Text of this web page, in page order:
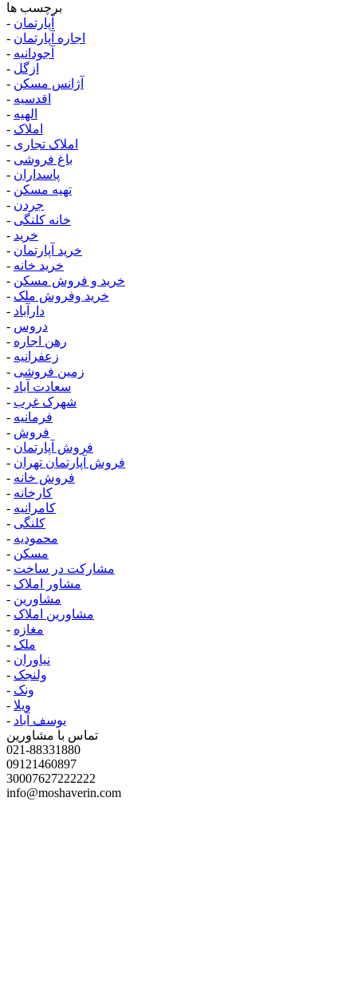
برچسب ها
- آپارتمان
- اجاره آپارتمان
- آجودانیه
- ازگل
- آژانس مسکن
- اقدسیه
- الهیه
- املاک
- املاک تجاری
- باغ فروشی
- پاسداران
- تهیه مسکن
- جردن
- خانه کلنگی
- خرید
- خرید آپارتمان
- خرید خانه
- خرید و فروش مسکن
- خرید وفروش ملک
- دارآباد
- دروس
- رهن اجاره
- زعفرانیه
- زمین فروشی
- سعادت آباد
- شهرک غرب
- فرمانیه
- فروش
- فروش آپارتمان
- فروش آپارتمان تهران
- فروش خانه
- کارخانه
- کامرانیه
- کلنگی
- محمودیه
- مسکن
- مشارکت در ساخت
- مشاور املاک
- مشاورین
- مشاورین املاک
- مغازه
- ملک
- نیاوران
- ولنجک
- ونک
- ویلا
- یوسف آباد
تماس با مشاورین
021-88331880
09121460897
30007627222222
info@moshaverin.com